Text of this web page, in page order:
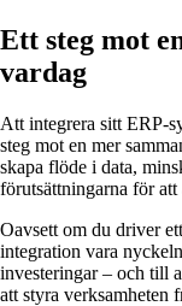
Ett steg mot
vardag
Att integrera sitt ERP-
steg mot en mer
skapa flöde i data,
förutsättningarna för
Oavsett om du driver
integration vara
investeringar – och till
att styra verksamheten